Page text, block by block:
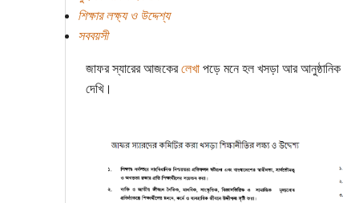
শিক্ষার লক্ষ্য ও উদ্দেশ্য
সববয়সী
জাফর স্যারের আজকেরলেখা পড়ে মনে হল খসড়া আর আনুষ্ঠানিক
দেখি।